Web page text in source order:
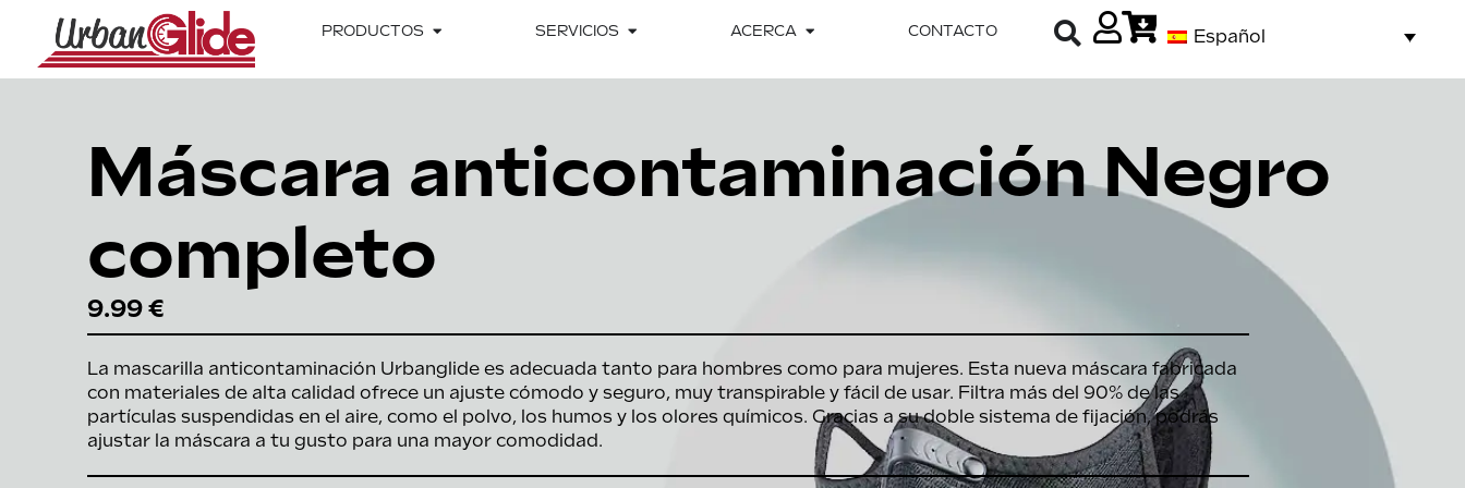
PRODUCTOS SERVICIOS ACERCA CONTACTO Español
Máscara anticontaminación Negro
completo
9.99 €
La mascarilla anticontaminación Urbanglide es adecuada tanto para hombres como para mujeres. Esta nueva máscara fabricada
con materiales de alta calidad ofrece un ajuste cómodo y seguro, muy transpirable y fácil de usar. Filtra más del 90% de las
partículas suspendidas en el aire, como el polvo, los humos y los olores químicos. Gracias a su doble sistema de fijación, podrás
ajustar la máscara a tu gusto para una mayor comodidad.